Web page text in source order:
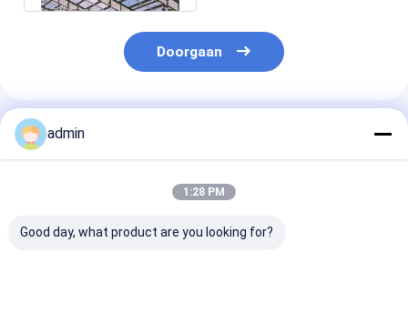
Doorgaan
Geadviseerde Producten
admin
1:28 PM
Good day, what product are you looking for?